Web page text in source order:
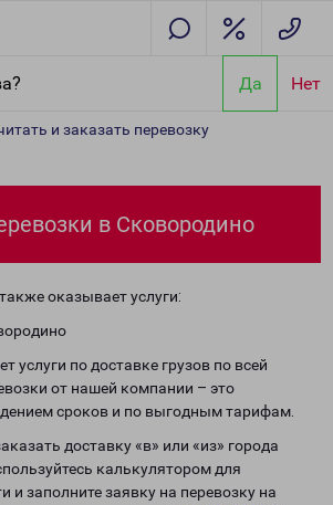
Да Нет
и заказать перевозку
в Сковородино
оказывает услуги:
услуги по доставке грузов по всей
от нашей компании – это
сроков и по выгодным тарифам.
доставку «в» или «из» города
калькулятором для
и заполните заявку на перевозку на